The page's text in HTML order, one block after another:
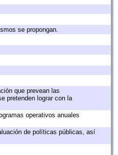
se propongan.
que prevean las
pretenden lograr con la
operativos anuales
de políticas públicas, así